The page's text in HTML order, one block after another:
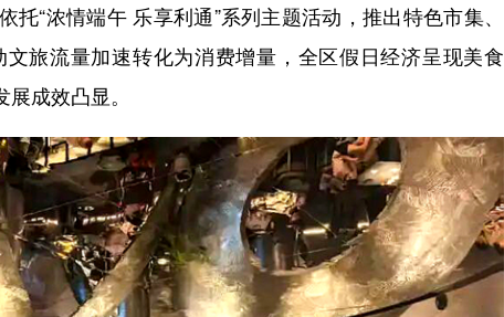
浓情端午 乐享利通”系列主题活动，推出特色市集、
旅流量加速转化为消费增量，全区假日经济呈现美食
成效凸显。